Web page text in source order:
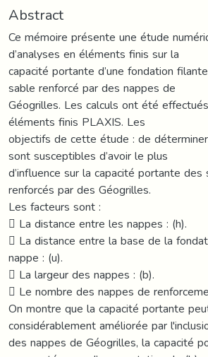
Abstract
Ce mémoire présente une étude
d’analyses en éléments finis sur la
capacité portante d’une fondation
sable renforcé par des nappes de
Géogrilles. Les calculs ont été
éléments finis PLAXIS. Les
objectifs de cette étude : de
sont susceptibles d’avoir le plus
d’influence sur la capacité portante
renforcés par des Géogrilles.
Les facteurs sont :
 La distance entre les nappes : (h).
 La distance entre la base de la
nappe : (u).
 La largeur des nappes : (b).
 Le nombre des nappes de
On montre que la capacité portante
considérablement améliorée par
des nappes de Géogrilles, la capacité